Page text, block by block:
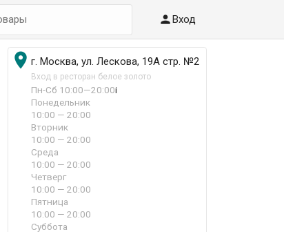
Вход
 г. Москва, ул. Лескова, 19А стр. №2
Вход в ресторан белое золото
Пн-Сб 10:00—20:00i
Понедельник
10:00 — 20:00
Вторник
10:00 — 20:00
Среда
10:00 — 20:00
Четверг
10:00 — 20:00
Пятница
10:00 — 20:00
Суббота